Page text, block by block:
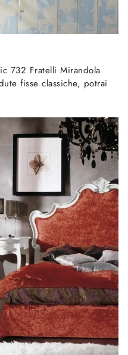
732 Fratelli Mirandola
fisse classiche, potrai